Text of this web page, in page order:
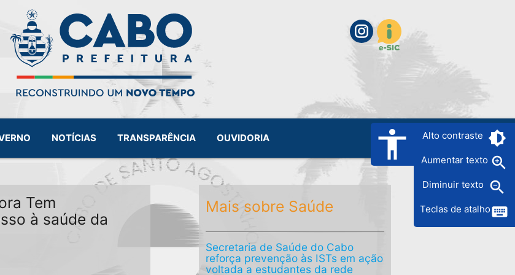
accessibility Alto contraste brightness_6
Aumentar texto zoom_in
Diminuir texto zoom_out
Teclas de atalhokeyboard
NOTÍCIAS TRANSPARÊNCIA OUVIDORIA
Tem
à saúde da
Mais sobre Saúde
Secretaria de Saúde do Cabo
reforça prevenção às ISTs em ação
voltada a estudantes da rede